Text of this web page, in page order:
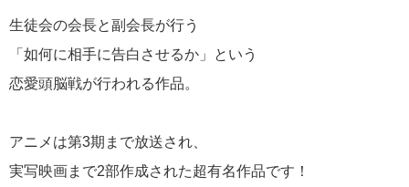
生徒会の会長と副会長が行う
「如何に相手に告白させるか」という
恋愛頭脳戦が行われる作品。
アニメは第3期まで放送され、
実写映画まで2部作成された超有名作品です！